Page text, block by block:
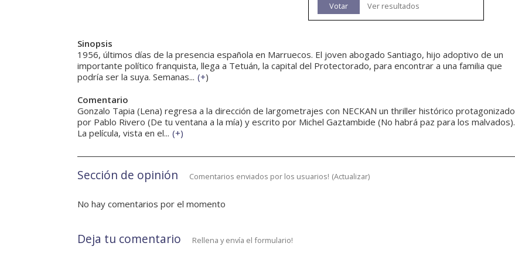
Votar Ver resultados
Sinopsis
1956, últimos días de la presencia española en Marruecos. El joven abogado Santiago, hijo adoptivo de un
importante político franquista, llega a Tetuán, la capital del Protectorado, para encontrar a una familia que
podría ser la suya. Semanas... (+)
Comentario
Gonzalo Tapia (Lena) regresa a la dirección de largometrajes con NECKAN un thriller histórico protagonizado
por Pablo Rivero (De tu ventana a la mía) y escrito por Michel Gaztambide (No habrá paz para los malvados).
La película, vista en el... (+)
Sección de opinión Comentarios enviados por los usuarios! (Actualizar)
No hay comentarios por el momento
Deja tu comentario Rellena y envía el formulario!